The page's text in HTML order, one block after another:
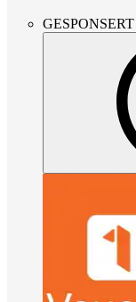
GESPONSERT